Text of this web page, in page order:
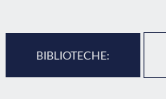
BIBLIOTECHE: